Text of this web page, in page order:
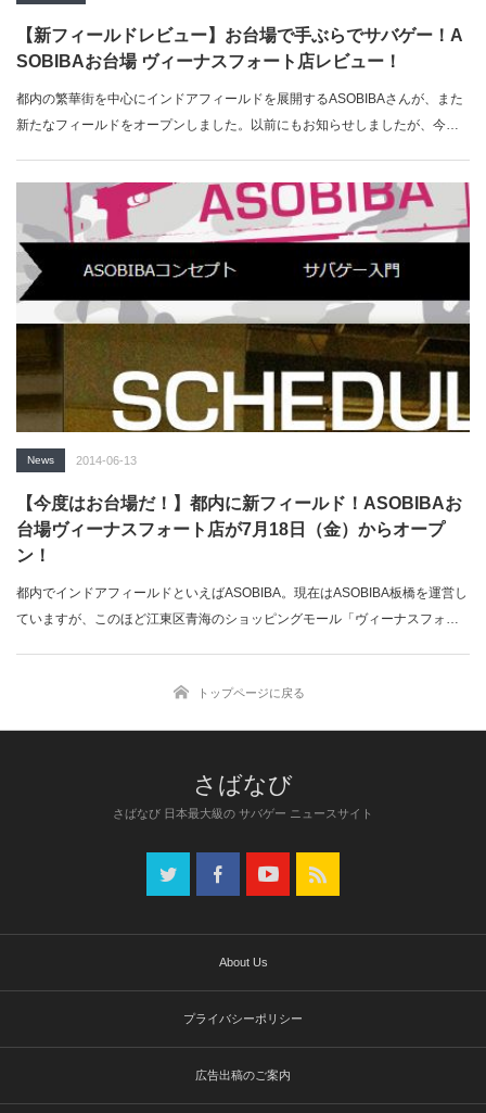
【新フィールドレビュー】お台場で手ぶらでサバゲー！A
SOBIBAお台場 ヴィーナスフォート店レビュー！
都内の繁華街を中心にインドアフィールドを展開するASOBIBAさんが、また
新たなフィールドをオープンしました。以前にもお知らせしましたが、今度
News 2014-06-13
【今度はお台場だ！】都内に新フィールド！ASOBIBAお
台場ヴィーナスフォート店が7月18日（金）からオープ
ン！
都内でインドアフィールドといえばASOBIBA。現在はASOBIBA板橋を運営し
ていますが、このほど江東区青海のショッピングモール「ヴィーナスフォ…
トップページに戻る
さばなび 日本最大級の サバゲー ニュースサイト
About Us
プライバシーポリシー
広告出稿のご案内